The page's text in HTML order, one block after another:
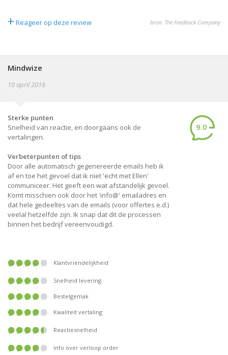
+ Reageer op deze review bron: The Feedback Company
Mindwize
10 april 2018
Sterke punten
Snelheid van reactie, en doorgaans ook de
vertalingen.
Verbeterpunten of tips
Door alle automatisch gegenereerde emails heb ik
af en toe het gevoel dat ik niet 'echt met Ellen'
communiceer. Het geeft een wat afstandelijk gevoel.
Komt misschien ook door het 'info@' emailadres en
dat hele gedeeltes van de emails (voor offertes e.d.)
veelal hetzelfde zijn. Ik snap dat dit de processen
binnen het bedrijf vereenvoudigd.
9.0
Klantvriendelijkheid
Snelheid levering
Bestelgemak
Kwaliteit vertaling
Reactiesnelheid
Info over verloop order